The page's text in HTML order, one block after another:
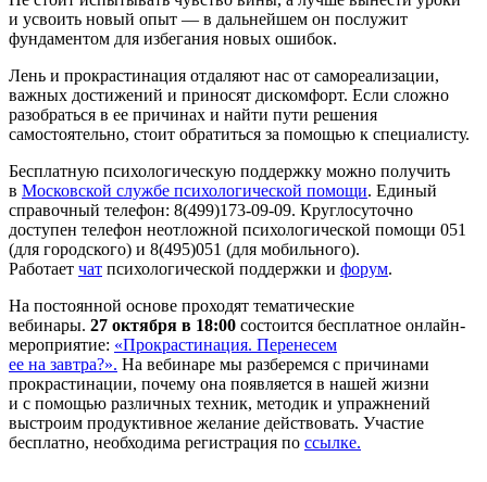
и усвоить новый опыт — в дальнейшем он послужит
фундаментом для избегания новых ошибок.
Лень и прокрастинация отдаляют нас от самореализации,
важных достижений и приносят дискомфорт. Если сложно
разобраться в ее причинах и найти пути решения
самостоятельно, стоит обратиться за помощью к специалисту.
Бесплатную психологическую поддержку можно получить
в Московской службе психологической помощи. Единый
справочный телефон: 8(499)173-09-09. Круглосуточно
доступен телефон неотложной психологической помощи 051
(для городского) и 8(495)051 (для мобильного).
Работает чат психологической поддержки и форум.
На постоянной основе проходят тематические
вебинары. 27 октября в 18:00 состоится бесплатное онлайн-
мероприятие: «Прокрастинация. Перенесем
ее на завтра?». На вебинаре мы разберемся с причинами
прокрастинации, почему она появляется в нашей жизни
и с помощью различных техник, методик и упражнений
выстроим продуктивное желание действовать. Участие
бесплатно, необходима регистрация по ссылке.